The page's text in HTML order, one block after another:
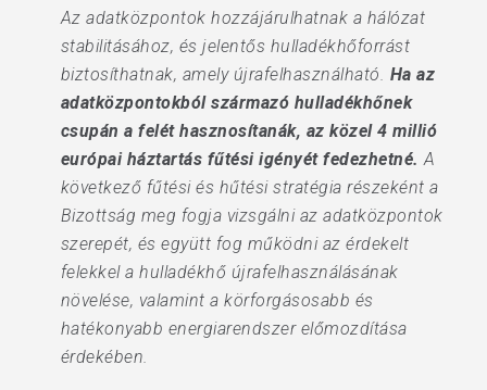
Az adatközpontok hozzájárulhatnak a hálózat
stabilitásához, és jelentős hulladékhőforrást
biztosíthatnak, amely újrafelhasználható. Ha az
adatközpontokból származó hulladékhőnek
csupán a felét hasznosítanák, az közel 4 millió
európai háztartás fűtési igényét fedezhetné. A
következő fűtési és hűtési stratégia részeként a
Bizottság meg fogja vizsgálni az adatközpontok
szerepét, és együtt fog működni az érdekelt
felekkel a hulladékhő újrafelhasználásának
növelése, valamint a körforgásosabb és
hatékonyabb energiarendszer előmozdítása
érdekében.